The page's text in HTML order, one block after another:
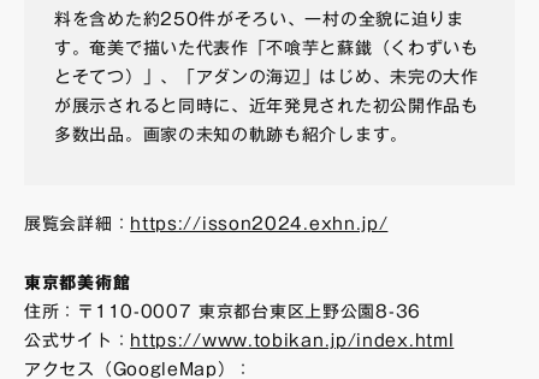
料を含めた約250件がそろい、一村の全貌に迫りま
す。奄美で描いた代表作「不喰芋と蘇鐵（くわずいも
とそてつ）」、「アダンの海辺」はじめ、未完の大作
が展示されると同時に、近年発見された初公開作品も
多数出品。画家の未知の軌跡も紹介します。
展覧会詳細： https://isson2024.exhn.jp/
東京都美術館
住所：〒110-0007 東京都台東区上野公園8-36
公式サイト： https://www.tobikan.jp/index.html
アクセス（GoogleMap）：